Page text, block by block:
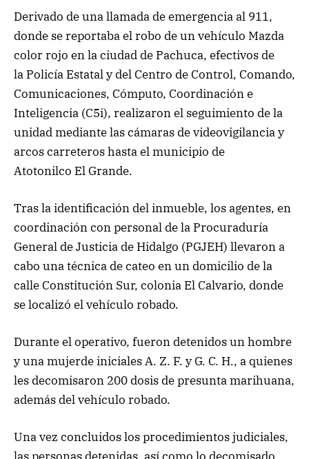
Derivado de una llamada de emergencia al 911,
donde se reportaba el robo de un vehículo Mazda
color rojo en la ciudad de Pachuca, efectivos de
la Policía Estatal y del Centro de Control, Comando,
Comunicaciones, Cómputo, Coordinación e
Inteligencia (C5i), realizaron el seguimiento de la
unidad mediante las cámaras de videovigilancia y
arcos carreteros hasta el municipio de
Atotonilco El Grande.
Tras la identificación del inmueble, los agentes, en
coordinación con personal de la Procuraduría
General de Justicia de Hidalgo (PGJEH) llevaron a
cabo una técnica de cateo en un domicilio de la
calle Constitución Sur, colonia El Calvario, donde
se localizó el vehículo robado.
Durante el operativo, fueron detenidos un hombre
y una mujerde iniciales A. Z. F. y G. C. H., a quienes
les decomisaron 200 dosis de presunta marihuana,
además del vehículo robado.
Una vez concluidos los procedimientos judiciales,